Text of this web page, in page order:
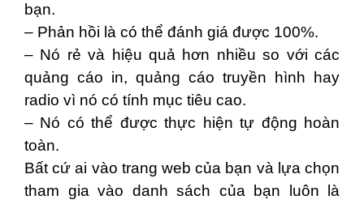
bạn.
– Phản hồi là có thể đánh giá được 100%.
– Nó rẻ và hiệu quả hơn nhiều so với các
quảng cáo in, quảng cáo truyền hình hay
radio vì nó có tính mục tiêu cao.
– Nó có thể được thực hiện tự động hoàn
toàn.
Bất cứ ai vào trang web của bạn và lựa chọn
tham gia vào danh sách của bạn luôn là